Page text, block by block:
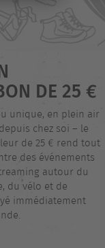
DE 25 €
unique, en plein air
chez soi – le
de 25 € rend tout
des événements
autour du
du vélo et de
immédiatement